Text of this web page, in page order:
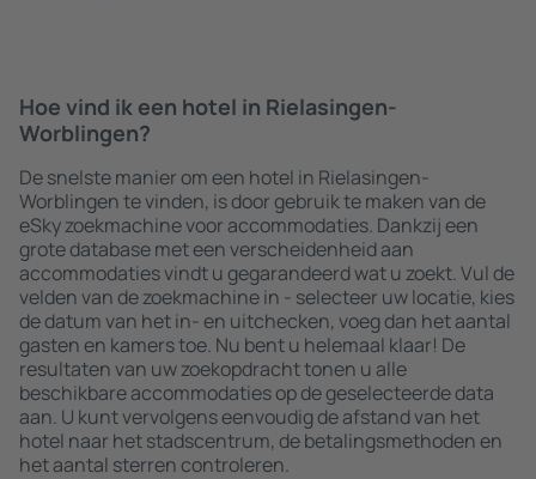
Hoe vind ik een hotel in Rielasingen-
Worblingen?
De snelste manier om een hotel in Rielasingen-
Worblingen te vinden, is door gebruik te maken van de
eSky zoekmachine voor accommodaties. Dankzij een
grote database met een verscheidenheid aan
accommodaties vindt u gegarandeerd wat u zoekt. Vul de
velden van de zoekmachine in - selecteer uw locatie, kies
de datum van het in- en uitchecken, voeg dan het aantal
gasten en kamers toe. Nu bent u helemaal klaar! De
resultaten van uw zoekopdracht tonen u alle
beschikbare accommodaties op de geselecteerde data
aan. U kunt vervolgens eenvoudig de afstand van het
hotel naar het stadscentrum, de betalingsmethoden en
het aantal sterren controleren.